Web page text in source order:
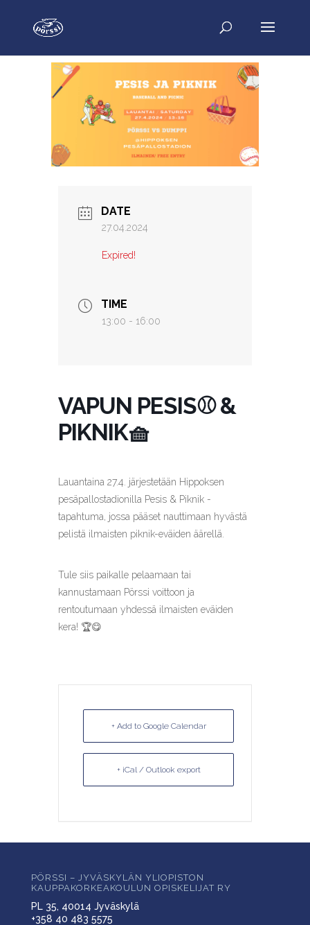
DATE
27.04.2024
Expired!
TIME
13:00 - 16:00
VAPUN PESIS⚾️ &
PIKNIK🧺
Lauantaina 27.4. järjestetään Hippoksen
pesäpallostadionilla Pesis & Piknik -
tapahtuma, jossa pääset nauttimaan hyvästä
pelistä ilmaisten piknik-eväiden äärellä.
Tule siis paikalle pelaamaan tai
kannustamaan Pörssi voittoon ja
rentoutumaan yhdessä ilmaisten eväiden
kera! 🏆😋
+ Add to Google Calendar
+ iCal / Outlook export
PÖRSSI – JYVÄSKYLÄN YLIOPISTON
KAUPPAKORKEAKOULUN OPISKELIJAT RY
PL 35, 40014 Jyväskylä
+358 40 483 5575